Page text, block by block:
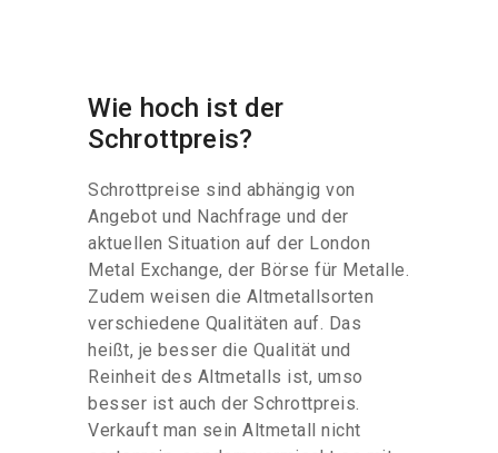
Wie hoch ist der
Schrottpreis?
Schrottpreise sind abhängig von
Angebot und Nachfrage und der
aktuellen Situation auf der London
Metal Exchange, der Börse für Metalle.
Zudem weisen die Altmetallsorten
verschiedene Qualitäten auf. Das
heißt, je besser die Qualität und
Reinheit des Altmetalls ist, umso
besser ist auch der Schrottpreis.
Verkauft man sein Altmetall nicht